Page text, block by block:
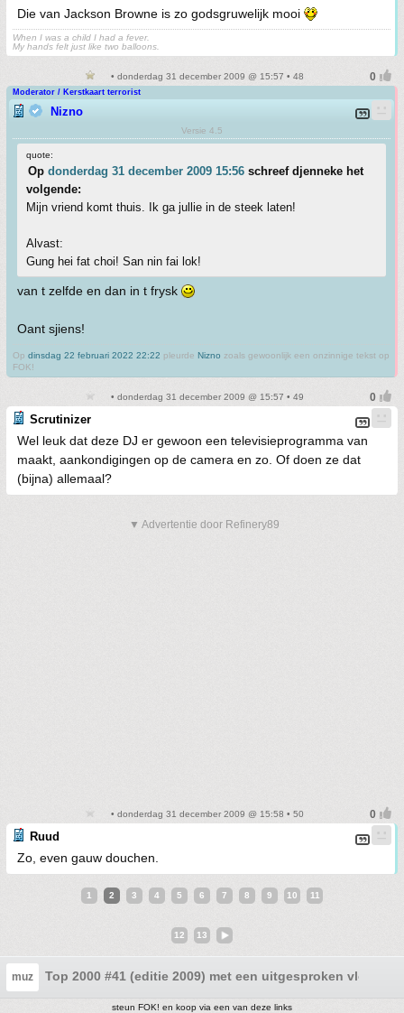
Die van Jackson Browne is zo godsgruwelijk mooi
When I was a child I had a fever.
My hands felt just like two balloons.
• donderdag 31 december 2009 @ 15:57 • 48
Moderator / Kerstkaart terrorist
Nizno
Versie 4.5
quote:
Op donderdag 31 december 2009 15:56 schreef djenneke het
volgende:
Mijn vriend komt thuis. Ik ga jullie in de steek laten!
Alvast:
Gung hei fat choi! San nin fai lok!
van t zelfde en dan in t frysk
Oant sjiens!
Op dinsdag 22 februari 2022 22:22 pleurde Nizno zoals gewoonlijk een onzinnige tekst op
FOK!
• donderdag 31 december 2009 @ 15:57 • 49
Scrutinizer
Wel leuk dat deze DJ er gewoon een televisieprogramma van
maakt, aankondigingen op de camera en zo. Of doen ze dat
(bijna) allemaal?
▼ Advertentie door Refinery89
• donderdag 31 december 2009 @ 15:58 • 50
Ruud
Zo, even gauw douchen.
1 2 3 4 5 6 7 8 9 10 11
12 13
muz Top 2000 #41 (editie 2009) met een uitgesproken vloek
steun FOK! en koop via een van deze links